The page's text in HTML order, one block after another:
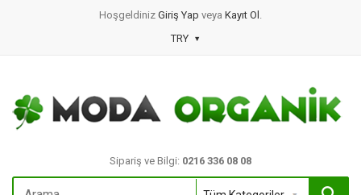
Hoşgeldiniz Giriş Yap veya Kayıt Ol .
TRY
Sipariş ve Bilgi: 0216 336 08 08